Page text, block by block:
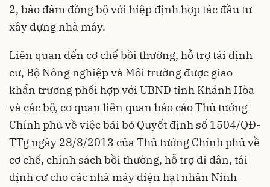
2, bảo đảm đồng bộ với hiệp định hợp tác đầu tư
xây dựng nhà máy.
Liên quan đến cơ chế bồi thường, hỗ trợ tái định
cư, Bộ Nông nghiệp và Môi trường được giao
khẩn trương phối hợp với UBND tỉnh Khánh Hòa
và các bộ, cơ quan liên quan báo cáo Thủ tướng
Chính phủ về việc bãi bỏ Quyết định số 1504/QĐ-
TTg ngày 28/8/2013 của Thủ tướng Chính phủ về
cơ chế, chính sách bồi thường, hỗ trợ di dân, tái
định cư cho các nhà máy điện hạt nhân Ninh